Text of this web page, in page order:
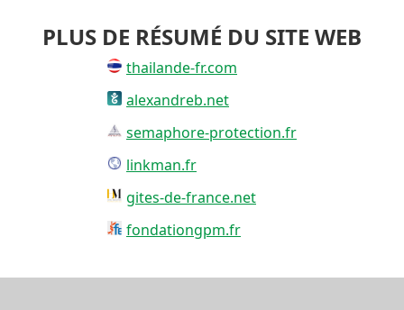
PLUS DE RÉSUMÉ DU SITE WEB
thailande-fr.com
alexandreb.net
semaphore-protection.fr
linkman.fr
gites-de-france.net
fondationgpm.fr